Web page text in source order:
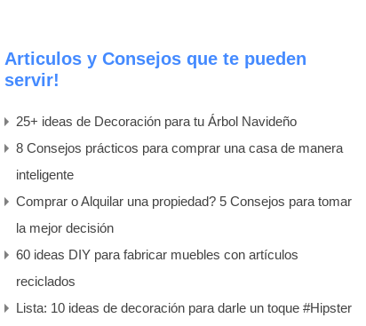
Articulos y Consejos que te pueden
servir!
25+ ideas de Decoración para tu Árbol Navideño
8 Consejos prácticos para comprar una casa de manera
inteligente
Comprar o Alquilar una propiedad? 5 Consejos para tomar
la mejor decisión
60 ideas DIY para fabricar muebles con artículos
reciclados
Lista: 10 ideas de decoración para darle un toque #Hipster